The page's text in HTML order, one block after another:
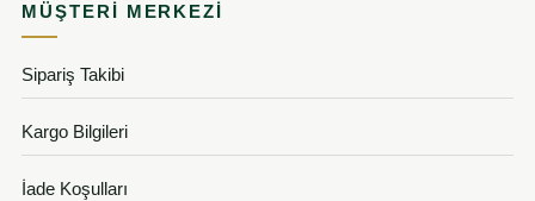
MÜŞTERI MERKEZI
Sipariş Takibi
Kargo Bilgileri
İade Koşulları